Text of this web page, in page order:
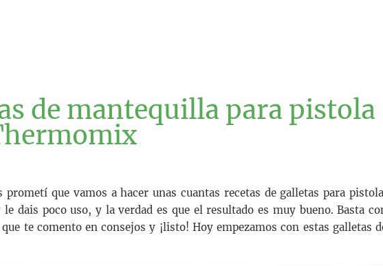
de mantequilla para pistola
prometí que vamos a hacer unas cuantas recetas de galletas para
dais poco uso, y la verdad es que el resultado es muy bueno. Basta
te comento en consejos y ¡listo! Hoy empezamos con estas galletas